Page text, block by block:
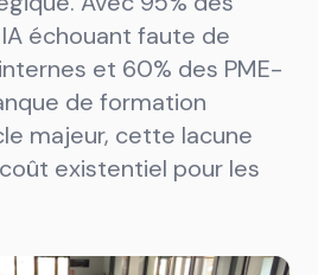
échouant faute de
et 60% des PME-
de formation
majeur, cette lacune
existentiel pour les